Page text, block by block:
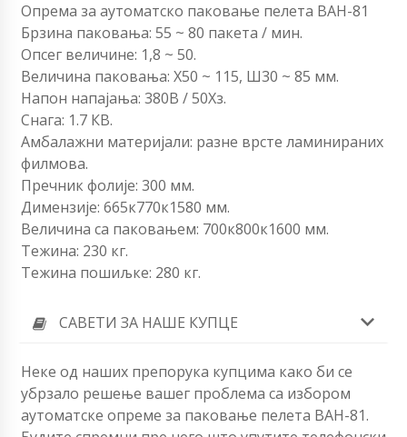
Опрема за аутоматско паковање пелета ВАН-81
Брзина паковања: 55 ~ 80 пакета / мин.
Опсег величине: 1,8 ~ 50.
Величина паковања: Х50 ~ 115, Ш30 ~ 85 мм.
Напон напајања: 380В / 50Хз.
Снага: 1.7 КВ.
Амбалажни материјали: разне врсте ламинираних
филмова.
Пречник фолије: 300 мм.
Димензије: 665к770к1580 мм.
Величина са паковањем: 700к800к1600 мм.
Тежина: 230 кг.
Тежина пошиљке: 280 кг.
САВЕТИ ЗА НАШЕ КУПЦЕ
Неке од наших препорука купцима како би се
убрзало решење вашег проблема са избором
аутоматске опреме за паковање пелета ВАН-81.